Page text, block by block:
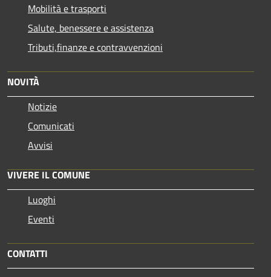
Mobilità e trasporti
Salute, benessere e assistenza
Tributi,finanze e contravvenzioni
NOVITÀ
Notizie
Comunicati
Avvisi
VIVERE IL COMUNE
Luoghi
Eventi
CONTATTI